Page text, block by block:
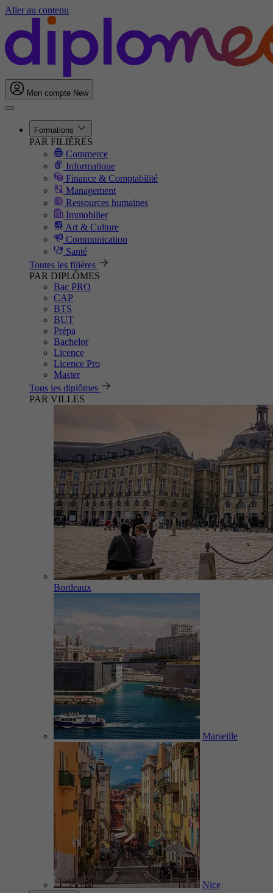
Aller au contenu
Mon compte New
Formations
PAR FILIÈRES
Commerce
Informatique
Finance & Comptabilité
Management
Ressources humaines
Immobilier
Art & Culture
Communication
Santé
Toutes les filières
PAR DIPLÔMES
Bac PRO
CAP
BTS
BUT
Prépa
Bachelor
Licence
Licence Pro
Master
Tous les diplômes
PAR VILLES
Bordeaux
Marseille
Nice